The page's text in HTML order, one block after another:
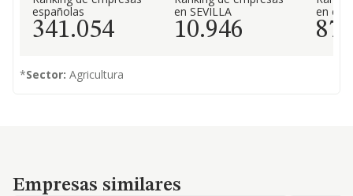
españolas
341.054
en SEVILLA
10.946
en el
877
*Sector: Agricultura
Empresas similares
Empresas similares